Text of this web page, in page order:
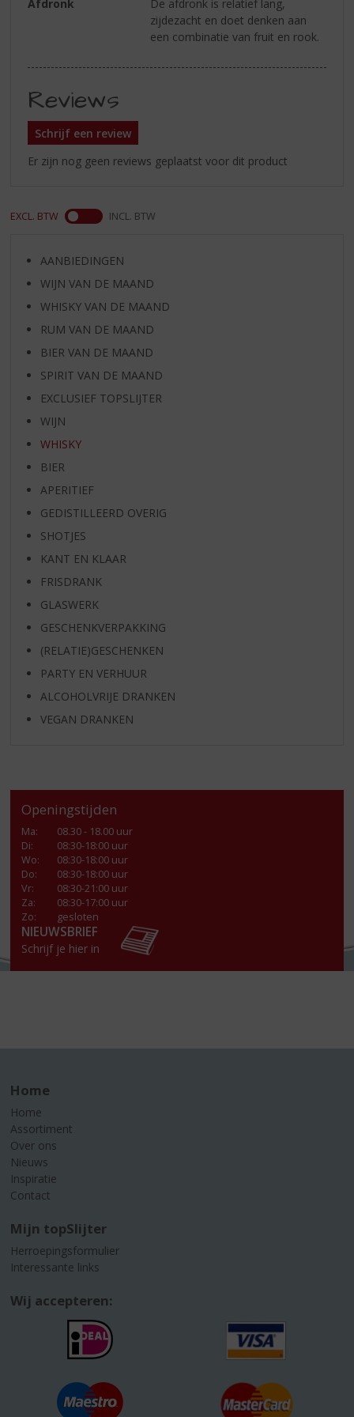
Afdronk
De afdronk is relatief lang,
zijdezacht en doet denken aan
een combinatie van fruit en rook.
Reviews
Schrijf een review
Er zijn nog geen reviews geplaatst voor dit product
EXCL. BTW INCL. BTW
AANBIEDINGEN
WIJN VAN DE MAAND
WHISKY VAN DE MAAND
RUM VAN DE MAAND
BIER VAN DE MAAND
SPIRIT VAN DE MAAND
EXCLUSIEF TOPSLIJTER
WIJN
WHISKY
BIER
APERITIEF
GEDISTILLEERD OVERIG
SHOTJES
KANT EN KLAAR
FRISDRANK
GLASWERK
GESCHENKVERPAKKING
(RELATIE)GESCHENKEN
PARTY EN VERHUUR
ALCOHOLVRIJE DRANKEN
VEGAN DRANKEN
Openingstijden
Ma:
08.30 - 18.00 uur
Di:
08:30-18:00 uur
Wo:
08:30-18:00 uur
Do:
08:30-18:00 uur
Vr:
08:30-21:00 uur
Za:
08:30-17:00 uur
Zo:
gesloten
NIEUWSBRIEF
Schrijf je hier in
Home
Home
Assortiment
Over ons
Nieuws
Inspiratie
Contact
Mijn topSlijter
Herroepingsformulier
Interessante links
Wij accepteren: